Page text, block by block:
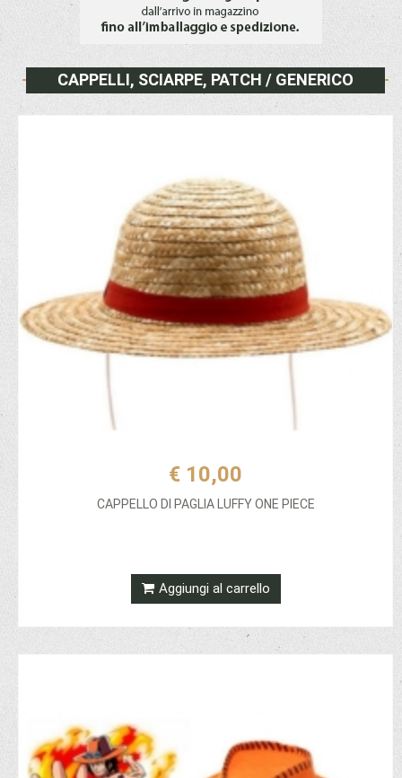
CAPPELLI, SCIARPE, PATCH / GENERICO
€ 10,00
CAPPELLO DI PAGLIA LUFFY ONE PIECE
Aggiungi al carrello